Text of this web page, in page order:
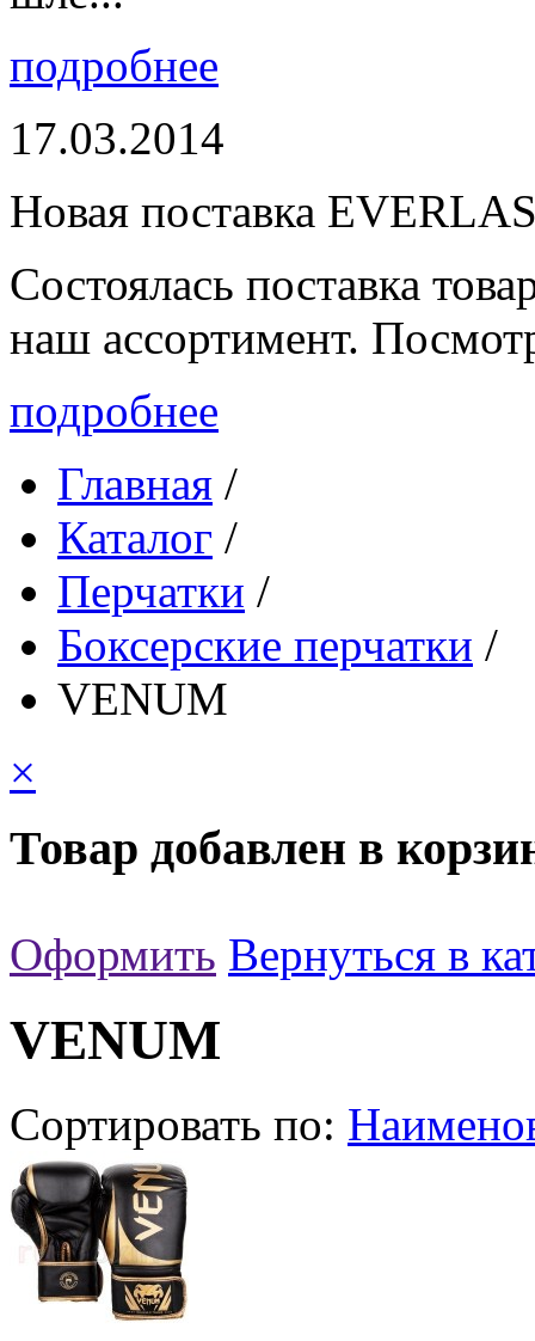
подробнее
17.03.2014
Новая поставка
Состоялась поставка
наш ассортимент.
подробнее
Главная /
Каталог /
Перчатки /
Боксерские перчатки /
VENUM
×
Товар добавлен в
Оформить Вернуться в
VENUM
Сортировать по: